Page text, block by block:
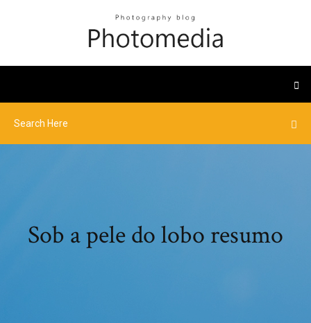
Sob a pele do lobo resumo